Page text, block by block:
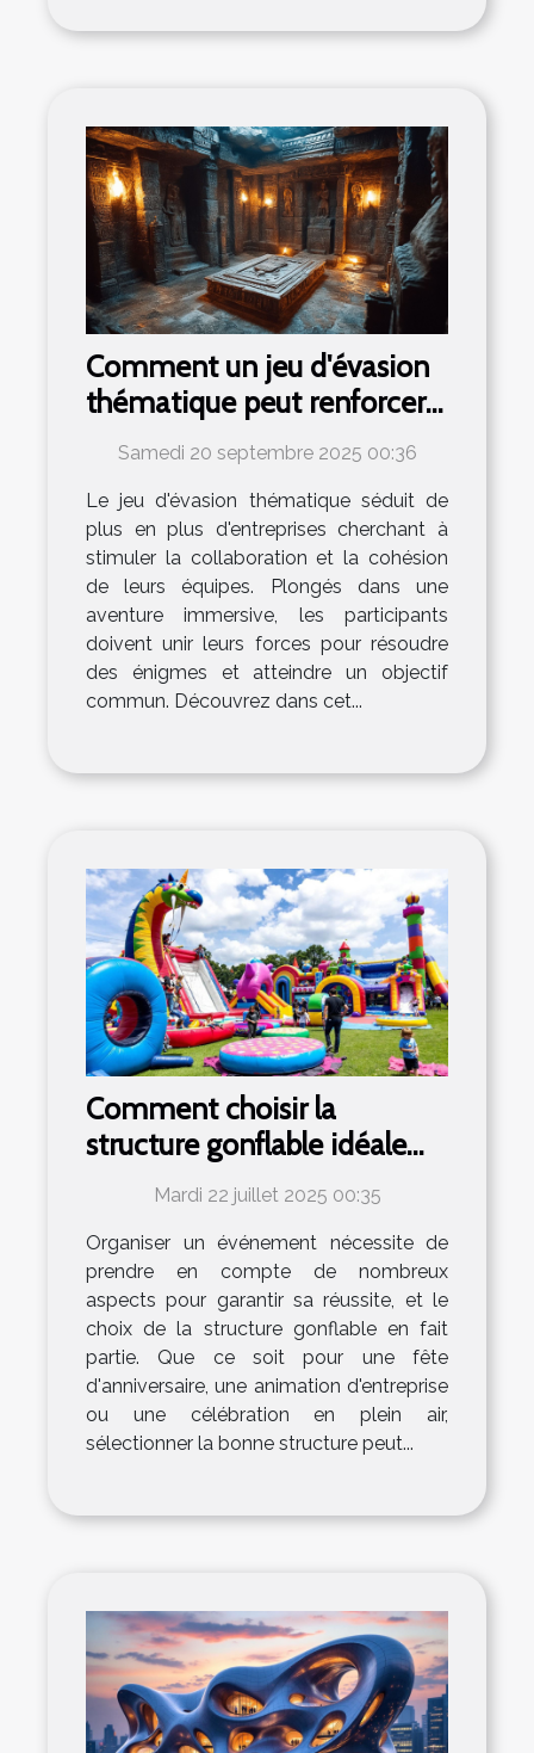
Comment un jeu d'évasion
thématique peut renforcer
l'esprit d'équipe ?
Samedi 20 septembre 2025 00:36
Le jeu d'évasion thématique séduit de
plus en plus d'entreprises cherchant à
stimuler la collaboration et la cohésion
de leurs équipes. Plongés dans une
aventure immersive, les participants
doivent unir leurs forces pour résoudre
des énigmes et atteindre un objectif
commun. Découvrez dans cet...
Comment choisir la
structure gonflable idéale
pour votre événement ?
Mardi 22 juillet 2025 00:35
Organiser un événement nécessite de
prendre en compte de nombreux
aspects pour garantir sa réussite, et le
choix de la structure gonflable en fait
partie. Que ce soit pour une fête
d'anniversaire, une animation d'entreprise
ou une célébration en plein air,
sélectionner la bonne structure peut...